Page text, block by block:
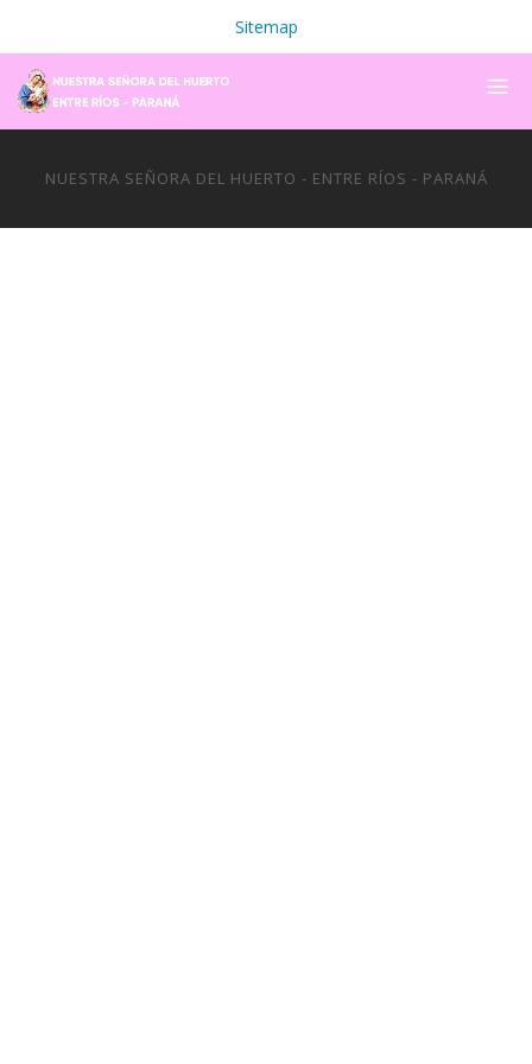
Sitemap
NUESTRA SEÑORA DEL HUERTO - ENTRE RÍOS - PARANÁ